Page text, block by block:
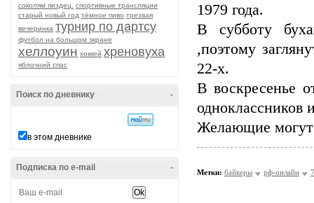
соколям пиздец.
спортивные трансляции
старый новый год тёмное пиво трезвая
вечеринка турнир по дартсу
футбол на большом экране
хеллоуин хоккей хреновуха
яблочний спас
-
Поиск по дневнику
в этом дневнике
-
Подписка по e-mail
1979 года.
В субботу
,поэтому
22-х.
В воскресенье
одноклассников
Желающие могут
Метки: байкеры рф-онлайн